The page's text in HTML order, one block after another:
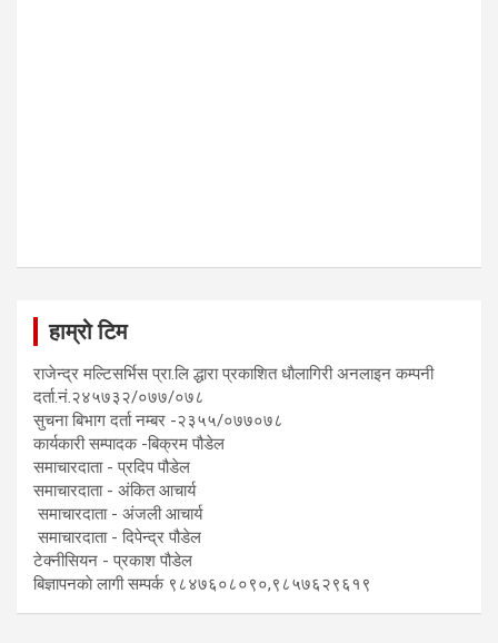
हाम्रो टिम
राजेन्द्र मल्टिसर्भिस प्रा.लि द्धारा प्रकाशित धाैलागिरी अनलाइन कम्पनी
दर्ता.नं.२४५७३२/०७७/०७८
सुचना बिभाग दर्ता नम्बर -२३५५/०७७०७८
कार्यकारी सम्पादक -बिक्रम पौडेल
समाचारदाता - प्रदिप पौडेल
समाचारदाता - अंकित आचार्य
समाचारदाता - अंजली आचार्य
समाचारदाता - दिपेन्द्र पौडेल
टेक्नीसियन - प्रकाश पौडेल
बिज्ञापनकाे लागी सम्पर्क ९८४७६०८०९०,९८५७६२९६१९